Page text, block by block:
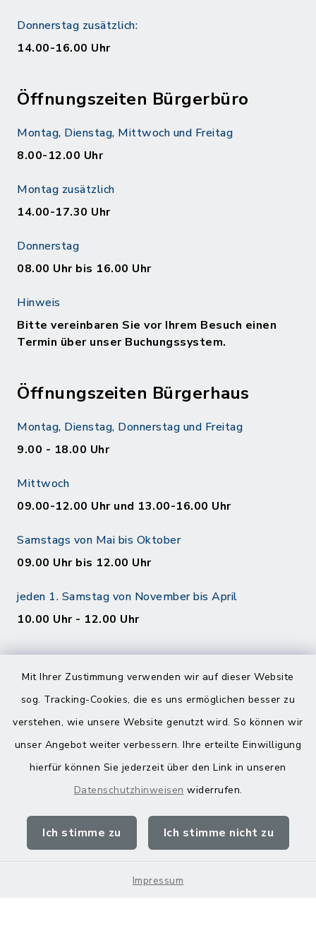
Mit Ihrer Zustimmung verwenden wir auf dieser Website
sog. Tracking-Cookies, die es uns ermöglichen besser zu
verstehen, wie unsere Website genutzt wird. So können wir
unser Angebot weiter verbessern. Ihre erteilte Einwilligung
hierfür können Sie jederzeit über den Link in unseren
Datenschutzhinweisen widerrufen.
Ich stimme zu Ich stimme nicht zu
Impressum
Donnerstag zusätzlich:
14.00-16.00 Uhr
Öffnungszeiten Bürgerbüro
Montag, Dienstag, Mittwoch und Freitag
8.00-12.00 Uhr
Montag zusätzlich
14.00-17.30 Uhr
Donnerstag
08.00 Uhr bis 16.00 Uhr
Hinweis
Bitte vereinbaren Sie vor Ihrem Besuch einen
Termin über unser Buchungssystem.
Öffnungszeiten Bürgerhaus
Montag, Dienstag, Donnerstag und Freitag
9.00 - 18.00 Uhr
Mittwoch
09.00-12.00 Uhr und 13.00-16.00 Uhr
Samstags von Mai bis Oktober
09.00 Uhr bis 12.00 Uhr
jeden 1. Samstag von November bis April
10.00 Uhr - 12.00 Uhr
Barrierefreiheit
Impressum
Sitemap